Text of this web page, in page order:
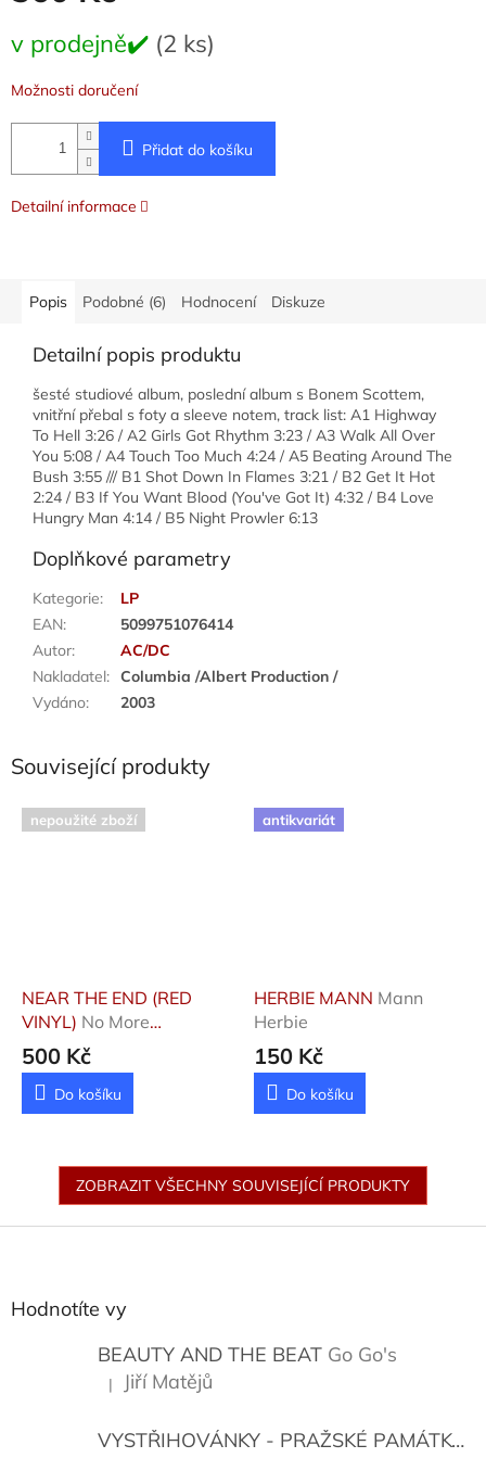
cena:
v prodejně✔️ (2 ks)
Možnosti doručení
Přidat do košíku
Detailní informace
Popis Podobné (6) Hodnocení Diskuze
Detailní popis produktu
šesté studiové album, poslední album s Bonem Scottem,
vnitřní přebal s foty a sleeve notem, track list: A1 Highway
To Hell 3:26 / A2 Girls Got Rhythm 3:23 / A3 Walk All Over
You 5:08 / A4 Touch Too Much 4:24 / A5 Beating Around The
Bush 3:55 /// B1 Shot Down In Flames 3:21 / B2 Get It Hot
2:24 / B3 If You Want Blood (You've Got It) 4:32 / B4 Love
Hungry Man 4:14 / B5 Night Prowler 6:13
Doplňkové parametry
Kategorie:
LP
EAN:
5099751076414
Autor:
AC/DC
Nakladatel: Columbia /Albert Production /
Vydáno: 2003
Související produkty
nepoužité zboží
NEAR THE END (RED
VINYL) No More
Hiroshima
500 Kč
Do košíku
antikvariát
HERBIE MANN Mann
Herbie
150 Kč
Do košíku
ZOBRAZIT VŠECHNY SOUVISEJÍCÍ PRODUKTY
Hodnotíte vy
BEAUTY AND THE BEAT Go Go's
Hodnocení produktu je 5 z 5 hvězdiček.
| Jiří Matějů
VYSTŘIHOVÁNKY - PRAŽSKÉ PAMÁTKY